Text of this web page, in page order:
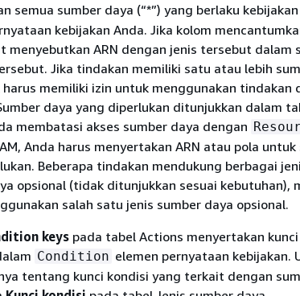
semua sumber daya (“*”) yang berlaku
kebijakan Anda. Jika kolom
menyebutkan ARN dengan jenis tersebut dalam
Jika tindakan memiliki satu atau lebih
memiliki izin untuk menggunakan tindakan
daya yang diperlukan ditunjukkan dalam
membatasi akses sumber daya dengan
Anda harus menyertakan ARN atau pola
Beberapa tindakan mendukung berbagai
opsional (tidak ditunjukkan sesuai kebutuhan),
salah satu jenis sumber daya opsional.
keys pada tabel Actions menyertakan
Condition elemen pernyataan kebijakan.
tentang kunci kondisi yang terkait dengan